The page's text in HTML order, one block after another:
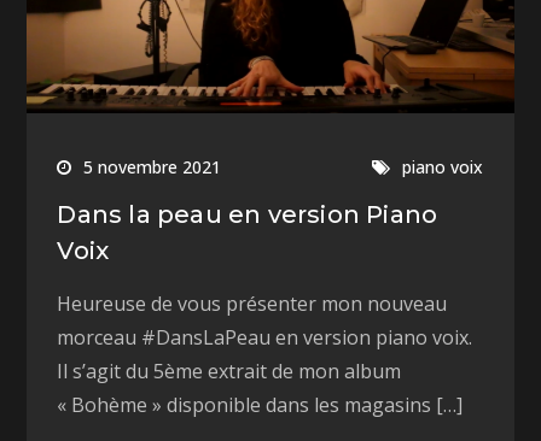
5 novembre 2021 piano voix
Dans la peau en version Piano
Voix
Heureuse de vous présenter mon nouveau
morceau #DansLaPeau en version piano voix.
Il s’agit du 5ème extrait de mon album
« Bohème » disponible dans les magasins […]